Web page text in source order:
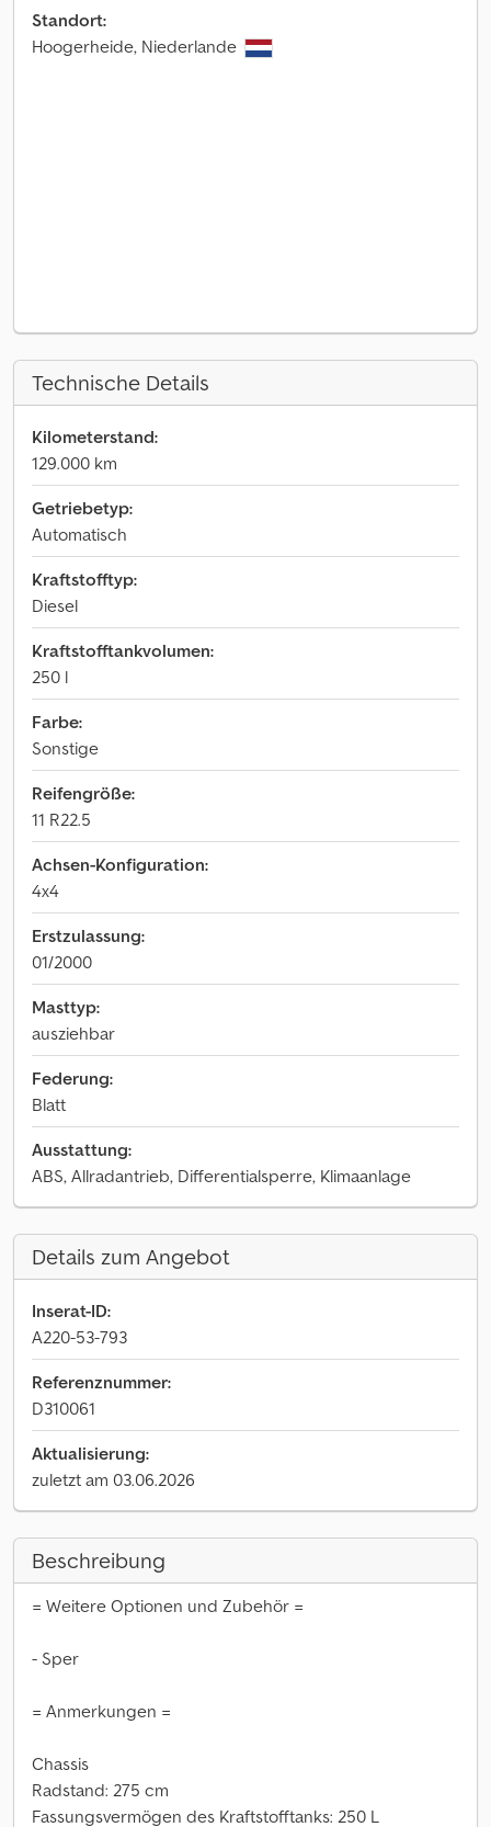
Standort:
Hoogerheide, Niederlande
Technische Details
Kilometerstand:
129.000 km
Getriebetyp:
Automatisch
Kraftstofftyp:
Diesel
Kraftstofftankvolumen:
250 l
Farbe:
Sonstige
Reifengröße:
11 R22.5
Achsen-Konfiguration:
4x4
Erstzulassung:
01/2000
Masttyp:
ausziehbar
Federung:
Blatt
Ausstattung:
ABS, Allradantrieb, Differentialsperre, Klimaanlage
Details zum Angebot
Inserat-ID:
A220-53-793
Referenznummer:
D310061
Aktualisierung:
zuletzt am 03.06.2026
Beschreibung
= Weitere Optionen und Zubehör =
- Sper
= Anmerkungen =
Chassis
Radstand: 275 cm
Fassungsvermögen des Kraftstofftanks: 250 L